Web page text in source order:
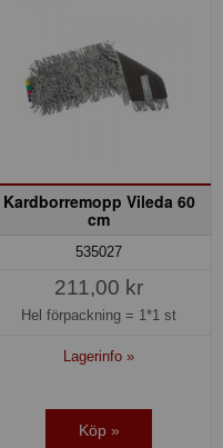
Kardborremopp Vileda 60
cm
535027
211,00 kr
Hel förpackning = 1*1 st
Lagerinfo »
Köp »